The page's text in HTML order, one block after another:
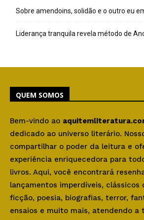
Sobre amendoins, solidão e o outro eu
Liderança tranquila revela método de
QUEM SOMOS
Bem-vindo ao
dedicado ao universo literário.
compartilhar o poder da leitura e
experiência enriquecedora para
livros. Aqui, você encontrará
lançamentos imperdíveis, clássicos
ficção, poesia, biografias, terror,
ensaios e muito mais, atendendo a